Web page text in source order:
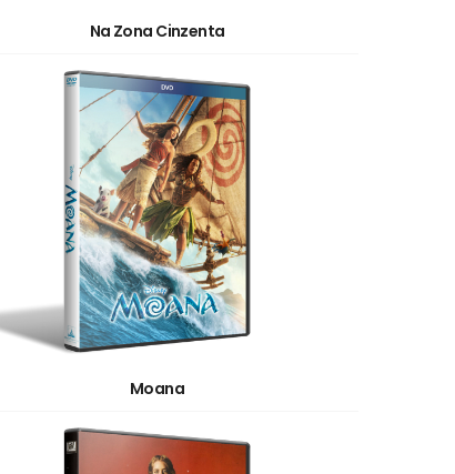
Na Zona Cinzenta
Moana